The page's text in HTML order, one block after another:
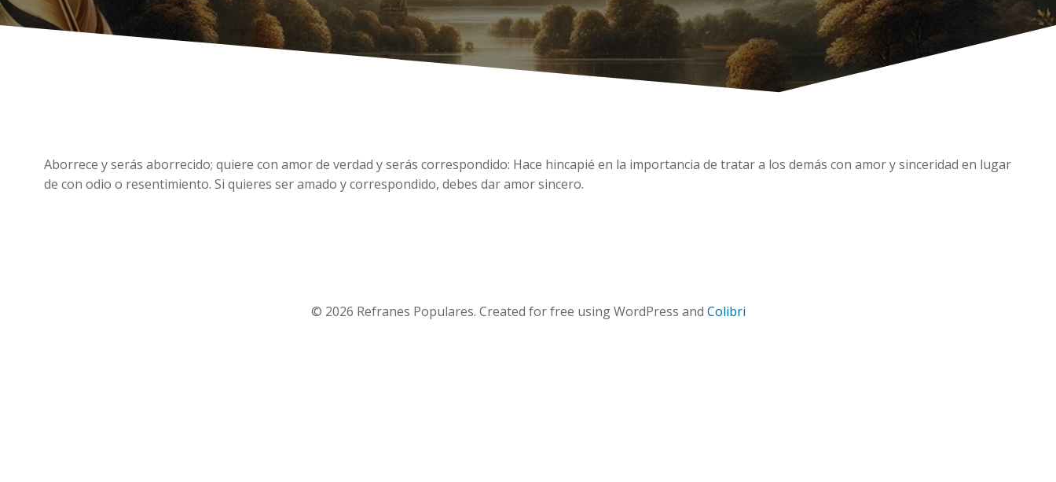
Aborrece y serás aborrecido; quiere con amor de verdad y serás correspondido: Hace hincapié en la importancia de tratar a los demás con amor y sinceridad en lugar
de con odio o resentimiento. Si quieres ser amado y correspondido, debes dar amor sincero.
© 2026 Refranes Populares. Created for free using WordPress and Colibri